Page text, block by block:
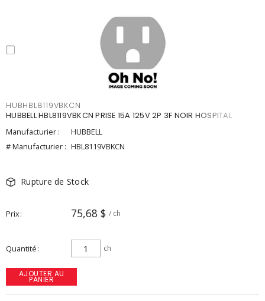
HUBHBL8119VBKCN
HUBBELL HBL8119VBKCN PRISE 15A 125V 2P 3F NOIR HOSPITAL
Manufacturier :
HUBBELL
# Manufacturier : HBL8119VBKCN
Rupture de Stock
Prix 75,68 $ / ch
Quantité ch
AJOUTER AU
PANIER